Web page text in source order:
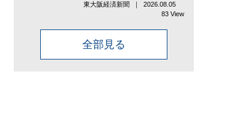
東大阪経済新聞 ｜ 2026.08.05
83 View
全部見る